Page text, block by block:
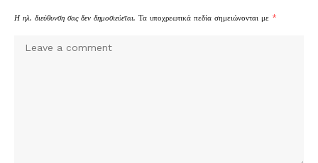
Η ηλ. διεύθυνση σας δεν δημοσιεύεται. Τα υποχρεωτικά πεδία σημειώνονται με *